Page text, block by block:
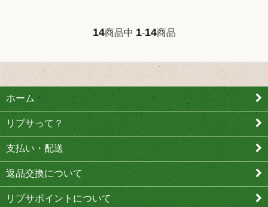
14商品中 1-14商品
ホーム
リプサって？
支払い・配送
返品交換について
リプサポイントについて